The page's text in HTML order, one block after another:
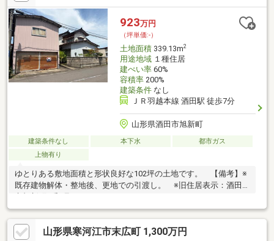
923万円
（坪単価:-）
土地面積339.13m2
用途地域１種住居
建ぺい率60%
容積率200%
建築条件なし
ＪＲ羽越本線 酒田駅 徒歩7分
山形県酒田市旭新町
建築条件なし 本下水
都市ガス
上物有り
ゆとりある敷地面積と形状良好な102坪の土地です。 【備考】※
既存建物解体・整地後、更地での引渡し。 ※旧住居表示：酒田
山形県寒河江市末広町 1,300万円